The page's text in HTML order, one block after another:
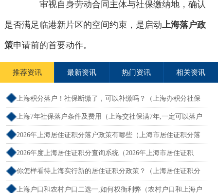
审视自身劳动合同主体与社保缴纳地，确认
是否满足临港新片区的空间约束，是启动上海落户政
策申请前的首要动作。
推荐资讯 最新资讯 热门资讯 相关资讯
上海积分落户！社保断缴了，可以补缴吗？（上海办积分社保
断交需要重新计算吗）
上海7年社保落户条件及费用（上海交社保满7年,一定可以落户
吗？）
2026年上海居住证积分落户政策有哪些（上海市居住证积分落
户政策2026年）
2026年度上海居住证积分查询系统（2026年上海市居住证积
分）
你怎样看待上海实行新的居住证积分政策？（上海居住证积分
新规）
上海户口和农村户口二选一,如何权衡利弊（农村户口和上海户